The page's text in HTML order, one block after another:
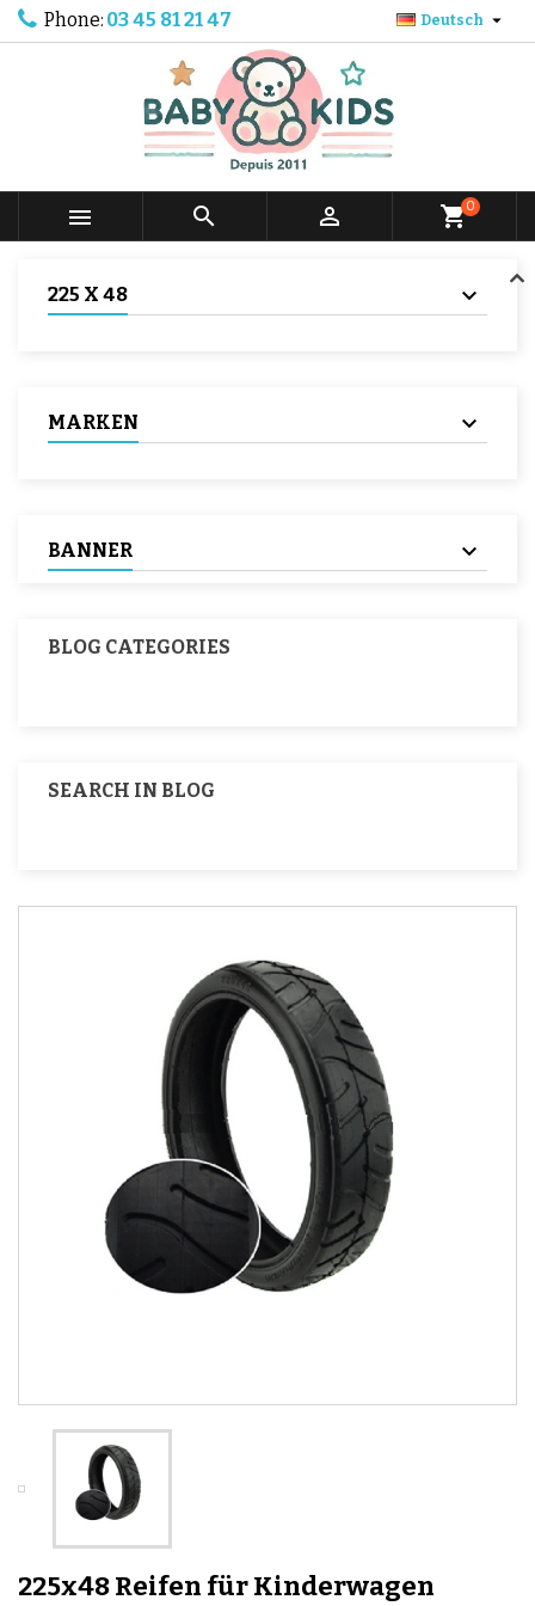
Phone: 03 45 81 21 47 Deutsch 
   shopping_cart0
225 X 48
MARKEN
BANNER
BLOG CATEGORIES
SEARCH IN BLOG
225x48 Reifen für Kinderwagen